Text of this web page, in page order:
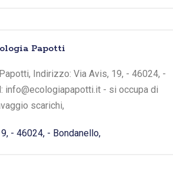
Papotti
Indirizzo: Via Avis, 19, - 46024, -
info@ecologiapapotti.it - si occupa di
scarichi,
- 46024, - Bondanello,